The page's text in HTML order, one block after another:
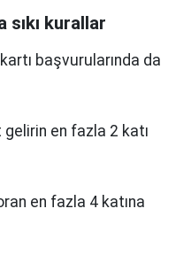
sıkı kurallar
başvurularında da
gelirin en fazla 2 katı
en fazla 4 katına